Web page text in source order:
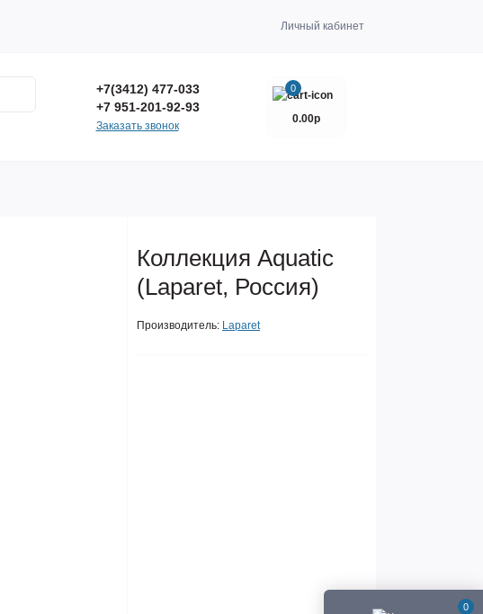
0
Личный кабинет
+7(3412) 477-033
+7 951-201-92-93
Заказать звонок
0
0.00р
Коллекция Aquatic
(Laparet, Россия)
Производитель: Laparet